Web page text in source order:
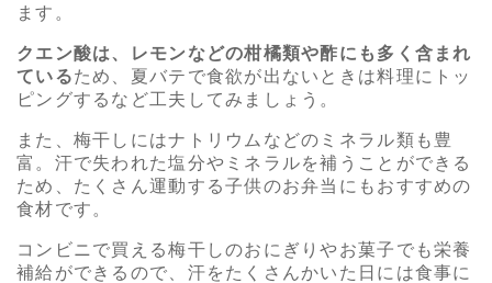
ます。
クエン酸は、レモンなどの柑橘類や酢にも多く含まれ
ているため、夏バテで食欲が出ないときは料理にトッ
ピングするなど工夫してみましょう。
また、梅干しにはナトリウムなどのミネラル類も豊
富。汗で失われた塩分やミネラルを補うことができる
ため、たくさん運動する子供のお弁当にもおすすめの
食材です。
コンビニで買える梅干しのおにぎりやお菓子でも栄養
補給ができるので、汗をたくさんかいた日には食事に